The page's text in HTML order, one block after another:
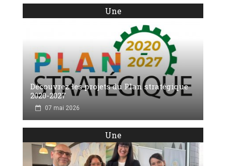
Une
Découvrez les projets du Plan stratégique
2020-2027
07 mai 2026
Une